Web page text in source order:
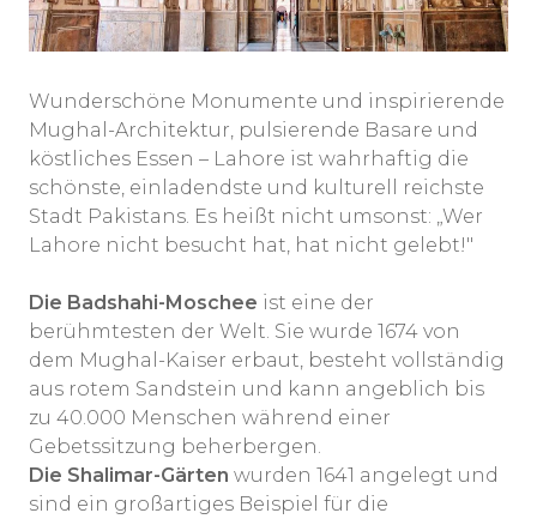
Wunderschöne Monumente und inspirierende
Mughal-Architektur, pulsierende Basare und
köstliches Essen – Lahore ist wahrhaftig die
schönste, einladendste und kulturell reichste
Stadt Pakistans. Es heißt nicht umsonst: „Wer
Lahore nicht besucht hat, hat nicht gelebt!"
Die Badshahi-Moschee ist eine der
berühmtesten der Welt. Sie wurde 1674 von
dem Mughal-Kaiser erbaut, besteht vollständig
aus rotem Sandstein und kann angeblich bis
zu 40.000 Menschen während einer
Gebetssitzung beherbergen.
Die Shalimar-Gärten wurden 1641 angelegt und
sind ein großartiges Beispiel für die